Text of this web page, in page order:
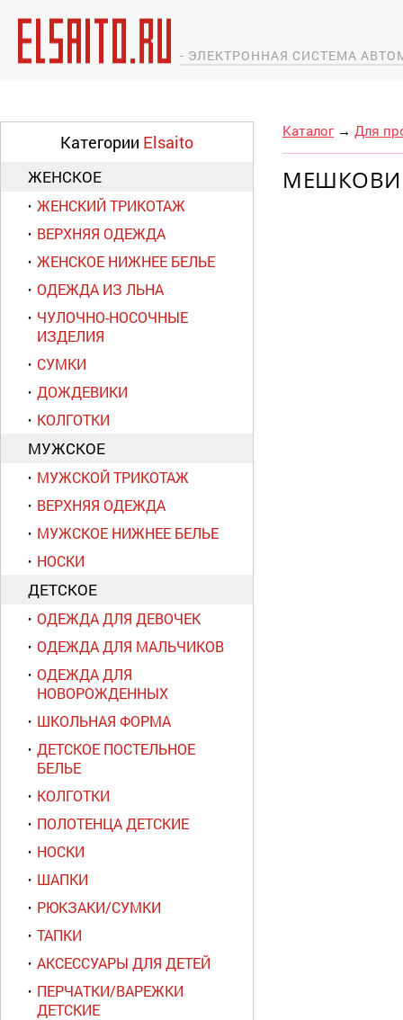
- ЭЛЕКТРОННАЯ СИСТЕМА
Категории Elsaito
ЖЕНСКОЕ
ЖЕНСКИЙ ТРИКОТАЖ
ВЕРХНЯЯ ОДЕЖДА
ЖЕНСКОЕ НИЖНЕЕ БЕЛЬЕ
ОДЕЖДА ИЗ ЛЬНА
ЧУЛОЧНО-НОСОЧНЫЕ
ИЗДЕЛИЯ
СУМКИ
ДОЖДЕВИКИ
КОЛГОТКИ
МУЖСКОЕ
МУЖСКОЙ ТРИКОТАЖ
ВЕРХНЯЯ ОДЕЖДА
МУЖСКОЕ НИЖНЕЕ БЕЛЬЕ
НОСКИ
ДЕТСКОЕ
ОДЕЖДА ДЛЯ ДЕВОЧЕК
ОДЕЖДА ДЛЯ МАЛЬЧИКОВ
ОДЕЖДА ДЛЯ
НОВОРОЖДЕННЫХ
ШКОЛЬНАЯ ФОРМА
ДЕТСКОЕ ПОСТЕЛЬНОЕ
БЕЛЬЕ
КОЛГОТКИ
ПОЛОТЕНЦА ДЕТСКИЕ
НОСКИ
ШАПКИ
РЮКЗАКИ/СУМКИ
ТАПКИ
АКСЕССУАРЫ ДЛЯ ДЕТЕЙ
ПЕРЧАТКИ/ВАРЕЖКИ
ДЕТСКИЕ
Каталог → Для